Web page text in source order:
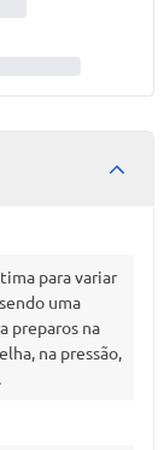
para variar
uma
preparos na
na pressão,